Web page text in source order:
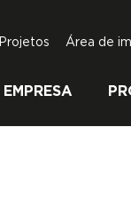
EMPRESA
Projetos Área de